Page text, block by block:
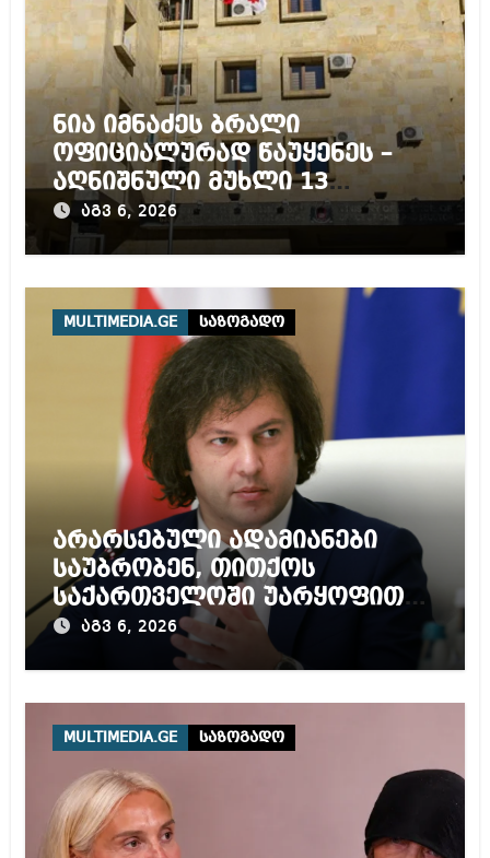
ნია იმნაძეს ბრალი
ოფიციალურად წაუყენეს –
აღნიშნული მუხლი 13
წლამდე პატიმრობას
ითვალისწინებს
აგვ 6, 2026
MULTIMEDIA.GE საზოგადო
არარსებული ადამიანები
საუბრობენ, თითქოს
საქართველოში უარყოფითი
გარემოა შექმნილი რუსი
ტურისტებისთვის, ჩვენი კარი
ტურისტისთვის
აგვ 6, 2026
MULTIMEDIA.GE საზოგადო